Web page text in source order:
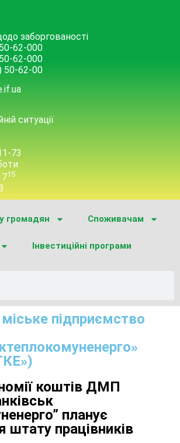
заборгованості
62-000
62-000
50-62-00
ситуації
73
15
громадян Споживачам
Інвестиційні програми
підприємство
коштів ДМП
планує
штату працівників